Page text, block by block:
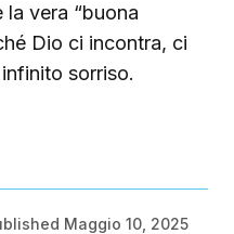
la vera “buona
Dio ci incontra, ci
sorriso.
Maggio 10, 2025